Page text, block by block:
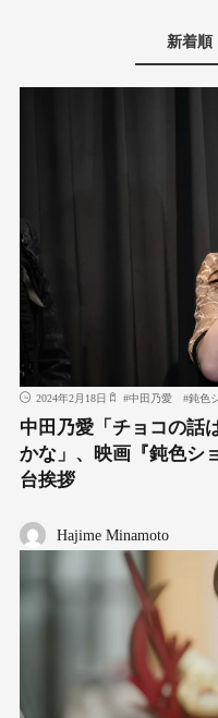
新着順
2024年2月18日 #中田乃愛 #鈍色
中田乃愛「チョコの話
かな」、映画『鈍色シ
台挨拶
Hajime Minamoto